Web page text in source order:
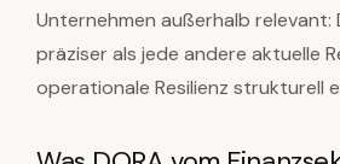
Unternehmen außerhalb relevant:
präziser als jede andere aktuelle
operationale Resilienz strukturell